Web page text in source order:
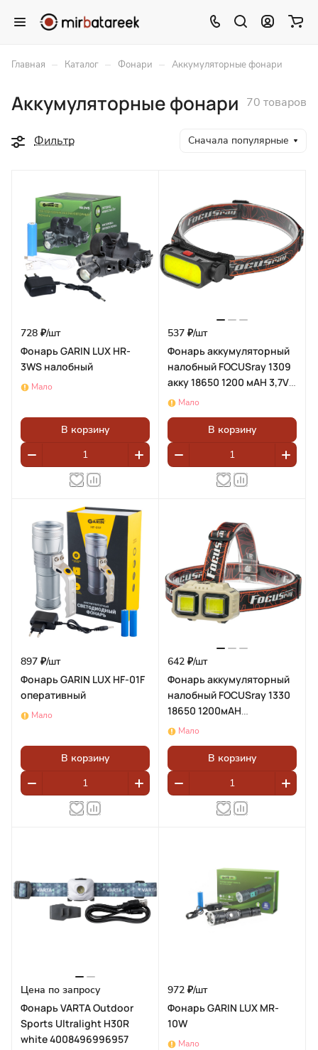
Главная – Каталог – Фонари – Аккумуляторные фонари
Аккумуляторные фонари 70 товаров
Фильтр Сначала популярные
728 ₽/шт
Фонарь GARIN LUX HR-
3WS налобный
Мало
В корзину
537 ₽/шт
Фонарь аккумуляторный
налобный FOCUSray 1309
акку 18650 1200 мАН 3,7V
диод СОВ 3W 890200
Мало
В корзину
897 ₽/шт
Фонарь GARIN LUX HF-01F
оперативный
Мало
В корзину
642 ₽/шт
Фонарь аккумуляторный
налобный FOCUSray 1330
18650 1200мАН
200люмен,цифровой
кабель 890491
Мало
В корзину
Цена по запросу
Фонарь VARTA Outdoor
Sports Ultralight H30R
white 4008496996957
972 ₽/шт
Фонарь GARIN LUX MR-
10W
Мало